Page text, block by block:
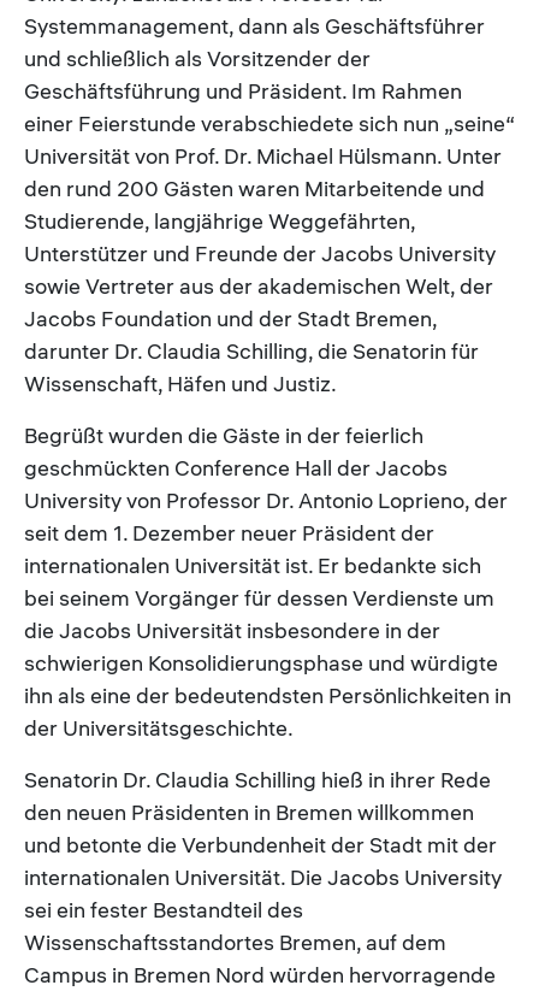
Systemmanagement, dann als Geschäftsführer
und schließlich als Vorsitzender der
Geschäftsführung und Präsident. Im Rahmen
einer Feierstunde verabschiedete sich nun „seine“
Universität von Prof. Dr. Michael Hülsmann. Unter
den rund 200 Gästen waren Mitarbeitende und
Studierende, langjährige Weggefährten,
Unterstützer und Freunde der Jacobs University
sowie Vertreter aus der akademischen Welt, der
Jacobs Foundation und der Stadt Bremen,
darunter Dr. Claudia Schilling, die Senatorin für
Wissenschaft, Häfen und Justiz.
Begrüßt wurden die Gäste in der feierlich
geschmückten Conference Hall der Jacobs
University von Professor Dr. Antonio Loprieno, der
seit dem 1. Dezember neuer Präsident der
internationalen Universität ist. Er bedankte sich
bei seinem Vorgänger für dessen Verdienste um
die Jacobs Universität insbesondere in der
schwierigen Konsolidierungsphase und würdigte
ihn als eine der bedeutendsten Persönlichkeiten in
der Universitätsgeschichte.
Senatorin Dr. Claudia Schilling hieß in ihrer Rede
den neuen Präsidenten in Bremen willkommen
und betonte die Verbundenheit der Stadt mit der
internationalen Universität. Die Jacobs University
sei ein fester Bestandteil des
Wissenschaftsstandortes Bremen, auf dem
Campus in Bremen Nord würden hervorragende